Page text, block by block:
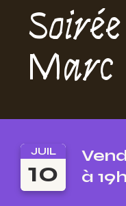
Marc
JUIL
10
à